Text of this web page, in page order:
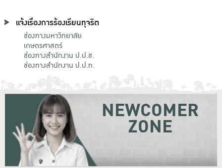
แจ้งเรื่องการร้องเรียนทุจริต
ช่องทางมหาวิทยาลัย
เกษตรศาสตร์
ช่องทางสำนักงาน ป.ป.ช.
ช่องทางสำนักงาน ป.ป.ท.
NEWCOMER
ZONE